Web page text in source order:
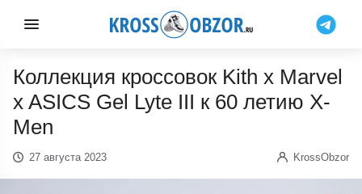
Коллекция кроссовок Kith x Marvel
x ASICS Gel Lyte III к 60 летию X-
Men
27 августа 2023 KrossObzor